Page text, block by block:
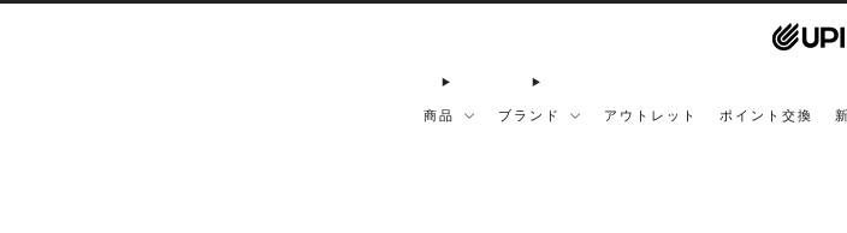
商品 ブランド アウトレット ポイント交換